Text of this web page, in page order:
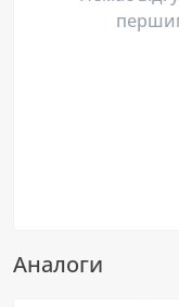
Аналоги